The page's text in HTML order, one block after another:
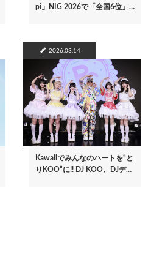
pi」NIG 2026で「全国6位」…
2026.03.14
Kawaiiでみんなのハートを“と
りKOO”に!! DJ KOO、DJデ…